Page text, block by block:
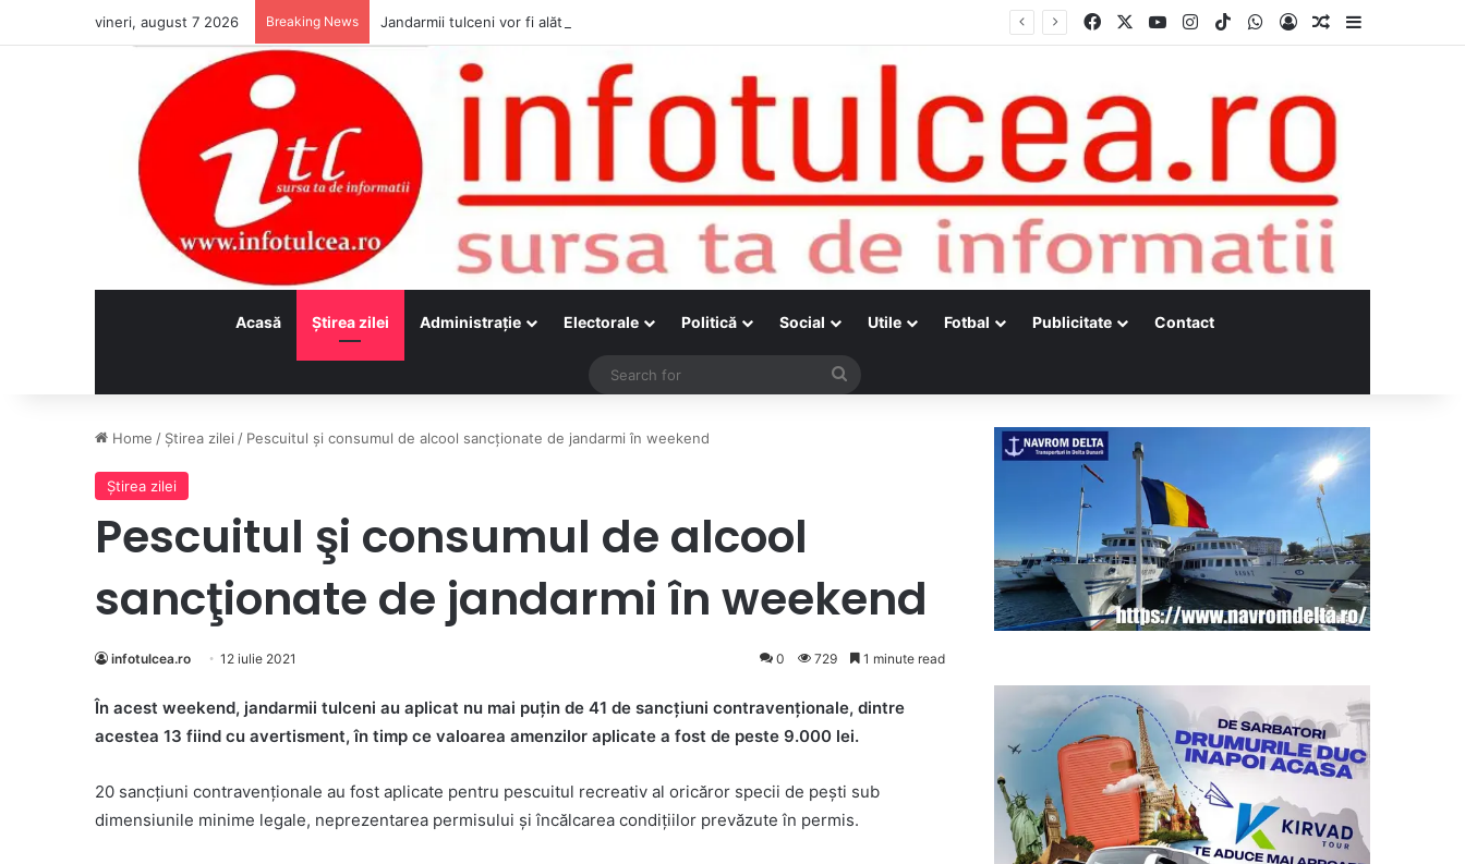
vineri, august 7 2026 Breaking News Jandarmii tulceni vor fi alături de cetățenii care vor lua parte la Festivalul Folk Țestos Facebook YouTubeInstagram
TikTokWhatsApp
Log InRandom Article
Acasă Ştirea zilei Administraţie Electorale Politică Social Utile Fotbal Publicitate Contact
Search
Home / Ştirea zilei / Pescuitul şi consumul de alcool sancţionate de jandarmi în weekend
Ştirea zilei
Pescuitul şi consumul de alcool
sancţionate de jandarmi în weekend
infotulcea.ro 12 iulie 2021 0 729 1 minute read
În acest weekend, jandarmii tulceni au aplicat nu mai puţin de 41 de sancţiuni contravenţionale, dintre
acestea 13 fiind cu avertisment, în timp ce valoarea amenzilor aplicate a fost de peste 9.000 lei.
20 sancțiuni contravenționale au fost aplicate pentru pescuitul recreativ al oricăror specii de pești sub
dimensiunile minime legale, neprezentarea permisului și încălcarea condițiilor prevăzute în permis.